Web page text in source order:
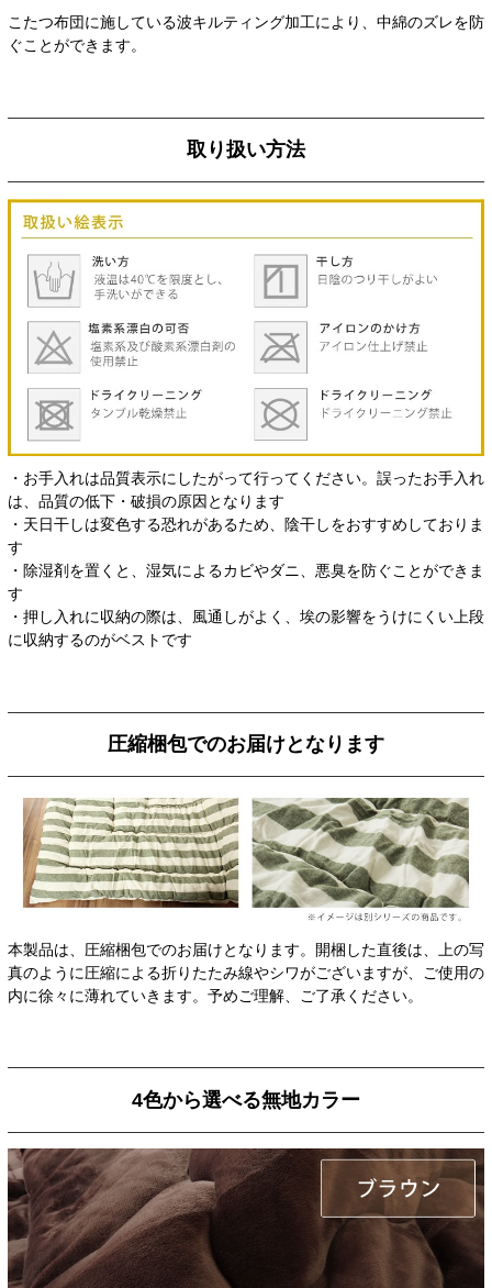
こたつ布団に施している波キルティング加工により、中綿のズレを防
ぐことができます。
取り扱い方法
・お手入れは品質表示にしたがって行ってください。誤ったお手入れ
は、品質の低下・破損の原因となります
・天日干しは変色する恐れがあるため、陰干しをおすすめしておりま
す
・除湿剤を置くと、湿気によるカビやダニ、悪臭を防ぐことができま
す
・押し入れに収納の際は、風通しがよく、埃の影響をうけにくい上段
に収納するのがベストです
圧縮梱包でのお届けとなります
本製品は、圧縮梱包でのお届けとなります。開梱した直後は、上の写
真のように圧縮による折りたたみ線やシワがございますが、ご使用の
内に徐々に薄れていきます。予めご理解、ご了承ください。
4色から選べる無地カラー